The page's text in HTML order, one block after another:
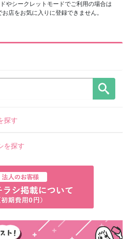
やシークレットモードでご利用の場合は
店をお気に入りに登録できません。
探す
を探す